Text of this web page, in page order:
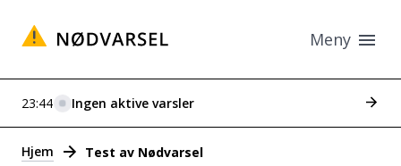
Meny
Varsler
23:44 Ingen aktive varsler Se
Hjem Test av Nødvarsel